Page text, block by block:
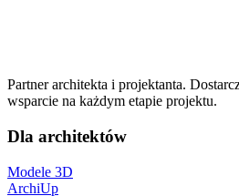
Partner architekta i projektanta.
wsparcie na każdym etapie projektu.
Dla architektów
Modele 3D
ArchiUp